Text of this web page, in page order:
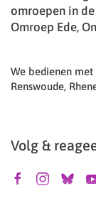
omroepen in
Omroep Ede,
We bedienen met
Renswoude,
Volg &